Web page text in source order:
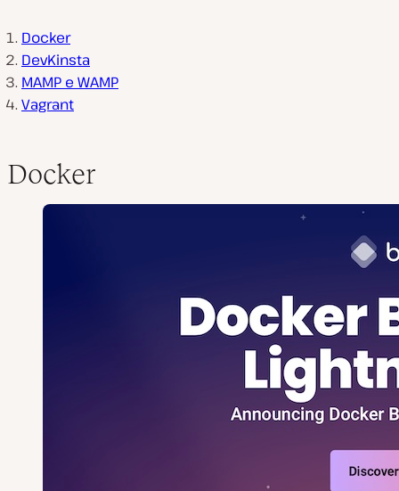
Docker
DevKinsta
MAMP e WAMP
Vagrant
Docker